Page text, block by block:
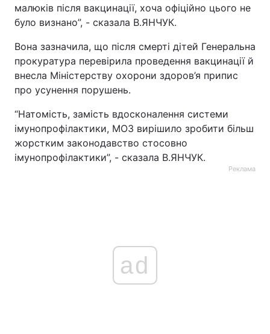
Послуги
Тема оформлення
малюків після вакцинації, хоча офіційно цього не
було визнано”, - сказала В.ЯНЧУК.
Вона зазначила, що після смерті дітей Генеральна
прокуратура перевірила проведення вакцинації й
внесла Міністерству охорони здоров’я припис
про усунення порушень.
“Натомість, замість вдосконалення системи
імунопрофілактики, МОЗ вирішило зробити більш
жорстким законодавство стосовно
імунопрофілактики”, - сказала В.ЯНЧУК.
Реклама
ad